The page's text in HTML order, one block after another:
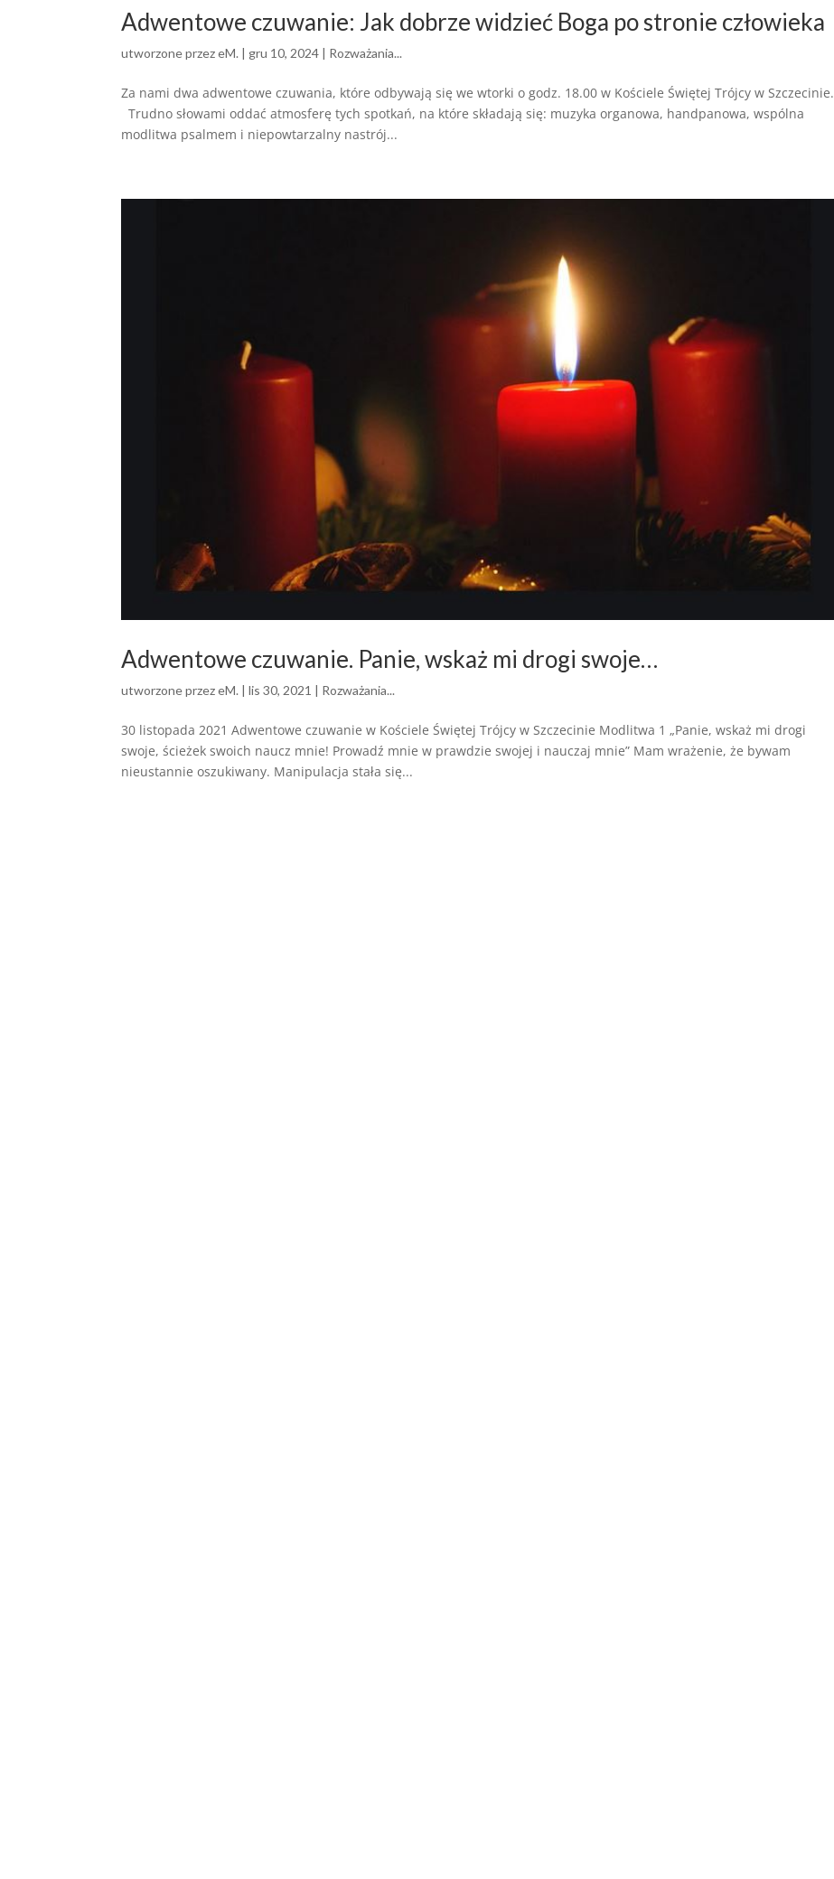
Adwentowe czuwanie: Jak dobrze widzieć Boga po stronie człowieka
utworzone przezeM. | gru 10, 2024 | Rozważania...
Za nami dwa adwentowe czuwania, które odbywają się we wtorki o godz. 18.00 w Kościele Świętej Trójcy w Szczecinie.
Trudno słowami oddać atmosferę tych spotkań, na które składają się: muzyka organowa, handpanowa, wspólna
modlitwa psalmem i niepowtarzalny nastrój...
Adwentowe czuwanie. Panie, wskaż mi drogi swoje…
utworzone przezeM. |lis 30, 2021 | Rozważania...
30 listopada 2021 Adwentowe czuwanie w Kościele Świętej Trójcy w Szczecinie Modlitwa 1 „Panie, wskaż mi drogi
swoje, ścieżek swoich naucz mnie! Prowadź mnie w prawdzie swojej i nauczaj mnie” Mam wrażenie, że bywam
nieustannie oszukiwany. Manipulacja stała się...